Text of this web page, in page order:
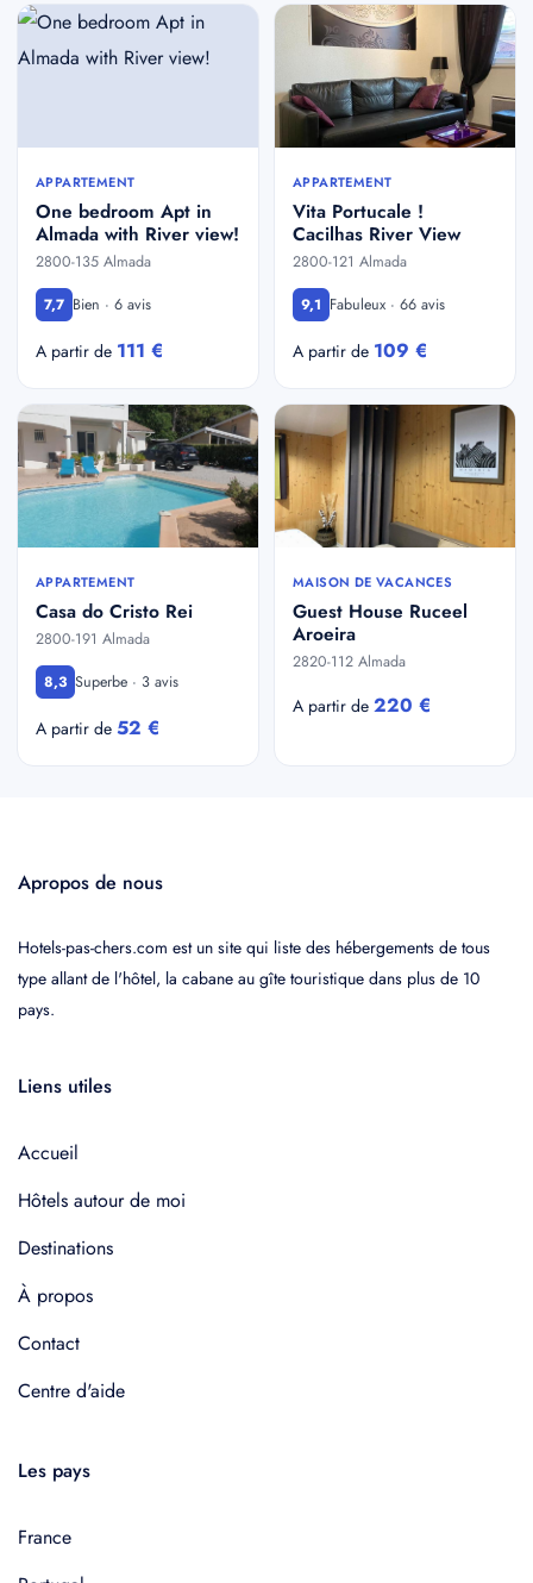
APPARTEMENT
One bedroom Apt in
Almada with River view!
2800-135 Almada
7,7 Bien · 6 avis
A partir de 111 €
APPARTEMENT
Vita Portucale !
Cacilhas River View
2800-121 Almada
9,1 Fabuleux · 66 avis
A partir de 109 €
APPARTEMENT
Casa do Cristo Rei
2800-191 Almada
8,3 Superbe · 3 avis
A partir de 52 €
MAISON DE VACANCES
Guest House Ruceel
Aroeira
2820-112 Almada
A partir de 220 €
Apropos de nous
Hotels-pas-chers.com est un site qui liste des hébergements de tous
type allant de l'hôtel, la cabane au gîte touristique dans plus de 10
pays.
Liens utiles
Accueil
Hôtels autour de moi
Destinations
À propos
Contact
Centre d'aide
Les pays
France